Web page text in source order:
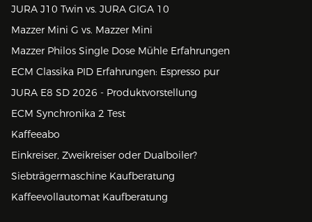
JURA J10 Twin vs. JURA GIGA 10
Mazzer Mini G vs. Mazzer Mini
Mazzer Philos Single Dose Mühle Erfahrungen
ECM Classika PID Erfahrungen: Espresso pur
JURA E8 SD 2026 - Produktvorstellung
ECM Synchronika 2 Test
Kaffeeabo
Einkreiser, Zweikreiser oder Dualboiler?
Siebträgermaschine Kaufberatung
Kaffeevollautomat Kaufberatung